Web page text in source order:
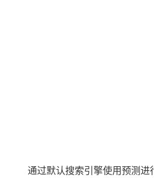
通过默认搜索引擎使用预测进